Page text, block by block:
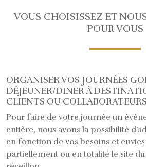
VOUS CHOISISSEZ ET
POUR VOUS
ORGANISER VOS JOURNÉES
DÉJEUNER/DINER À
CLIENTS OU
Pour faire de votre journée un
entière, nous avons la possibilité
en fonction de vos besoins et
partiellement ou en totalité le site